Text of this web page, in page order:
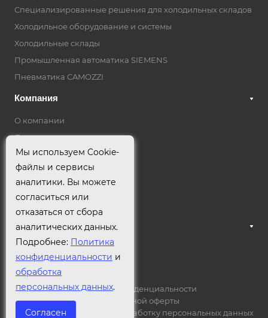
Специализированные решения для холодильных складов
Холодильное оборудование и системы
Холодильные склады
Промышленная автоматика SIEMENS
Пневматика CAMOZZI
Компания
О компании
Лицензии
Партнеры
Отзывы
Реквизиты
Вопрос - ответ
Блог
Политика конфиденциальности
Договор публичной оферты
Согласие на обработку персональных данных
Мы используем Cookie-
файлы и сервисы
аналитики. Вы можете
согласиться или
отказаться от сбора
аналитических данных.
Подробнее: Политика
конфиденциальности и
обработка
персональных данных.
Согласен